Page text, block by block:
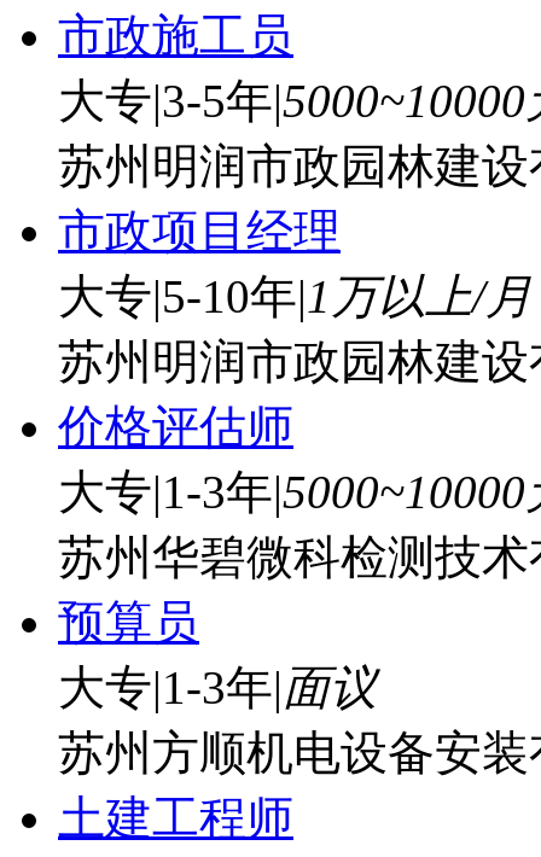
市政施工员
大专|3-5年|
苏州明润市政园林建
市政项目经理
大专|5-10年|1万以上/月
苏州明润市政园林建
价格评估师
大专|1-3年|
苏州华碧微科检测技
预算员
大专|1-3年|面议
苏州方顺机电设备安
土建工程师